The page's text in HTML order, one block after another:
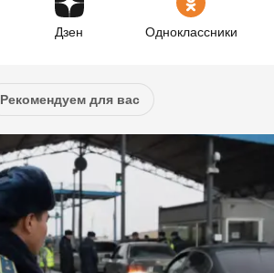
Дзен Одноклассники
Рекомендуем для вас